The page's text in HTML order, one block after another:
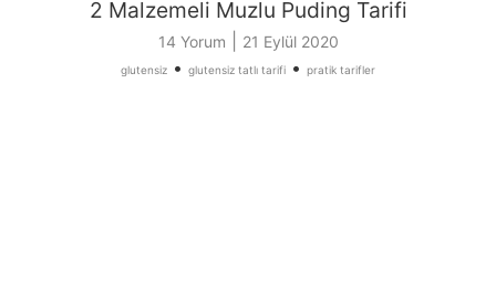
2 Malzemeli Muzlu Puding Tarifi
14 Yorum 21 Eylül 2020
glutensiz • glutensiz tatlı tarifi • pratik tarifler